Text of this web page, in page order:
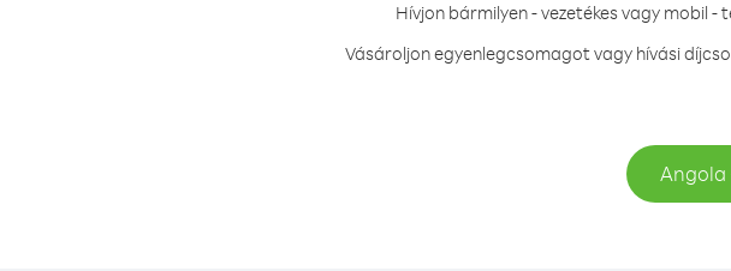
Hívjon bármilyen - vezetékes vagy mobil
Vásároljon egyenlegcsomagot vagy hívási
Angola